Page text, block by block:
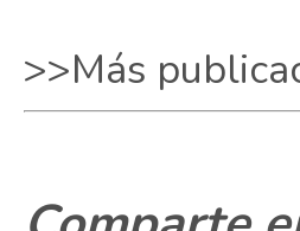
>>Más